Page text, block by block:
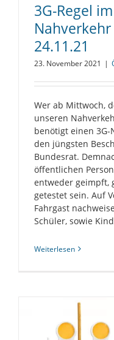
3G-Regel
24.11.21
23. November 2021 |
Wer ab Mittwoch,
unseren
benötigt einen 3G-
den jüngsten
Bundesrat.
öffentlichen
entweder geimpft,
getestet sein. Auf
Fahrgast
Schüler, sowie
Weiterlesen